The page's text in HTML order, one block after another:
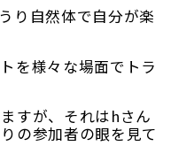
り自然体で自分が楽
を様々な場面でトラ
すが、それはhさん
の参加者の眼を見て